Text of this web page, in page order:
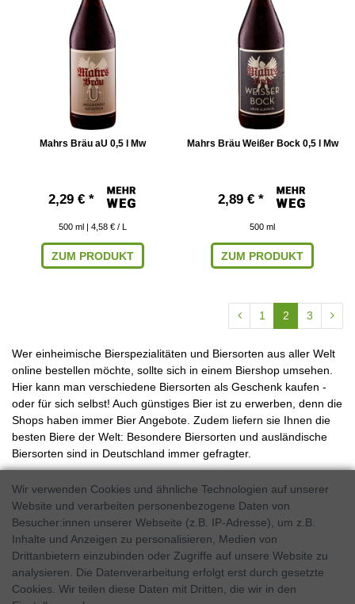
Mahrs Bräu aU 0,5 l Mw
2,29 € *
500 ml | 4,58 € / L
ZUM PRODUKT
Mahrs Bräu Weißer Bock 0,5 l Mw
2,89 € *
500 ml
ZUM PRODUKT
1 2 3
Wer einheimische Bierspezialitäten und Biersorten aus aller Welt
online bestellen möchte, sollte sich in einem Biershop umsehen.
Hier kann man verschiedene Biersorten als Geschenk kaufen -
oder für sich selbst! Auch günstiges Bier ist zu erwerben, denn die
Shops haben immer Bier Angebote. Zudem liefern sie Ihnen die
besten Biere der Welt: Besondere Biersorten und ausländische
Biersorten sind in Deutschland immer gefragter.
Bier bestellen online - der Bier-Shop
machts möglich
In einem Online Biershop können Sie zunächst die Biersorten
Liste durchgehen, um internationale Biersorten zu durchstöbern.
Dann können Sie verschiedene Biersorten kaufen, indem Sie die
Ware in den Warenkorb legen und bestellen. Nach
Zahlungseingang beträgt die Lieferzeit zu Ihnen nach Hause im
Wir verwenden Cookies und ähnliche Technologien auf unserer
Website und verarbeiten personenbezogene Daten von
Besucher:innen unserer Webseite (z.B. IP-Adresse), um z.B.
Inhalte und Anzeigen zu personalisieren, Medien von
Drittanbietern einzubinden oder Zugriffe auf unsere Website zu
analysieren. Die Datenverarbeitung erfolgt erst durch gesetzte
Cookies. Wir teilen diese Daten mit Dritten, die wir in den